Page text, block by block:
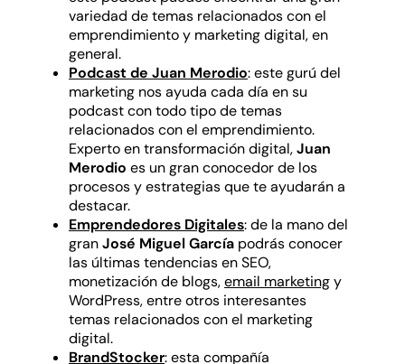
variedad de temas relacionados con el
emprendimiento y marketing digital, en
general.
Podcast de Juan Merodio: este gurú del
marketing nos ayuda cada día en su
podcast con todo tipo de temas
relacionados con el emprendimiento.
Experto en transformación digital,Juan
Merodio es un gran conocedor de los
procesos y estrategias que te ayudarán a
destacar.
Emprendedores Digitales: de la mano del
granJosé Miguel García podrás conocer
las últimas tendencias en SEO,
monetización de blogs,email marketingy
WordPress, entre otros interesantes
temas relacionados con el marketing
digital.
BrandStocker: esta compañía